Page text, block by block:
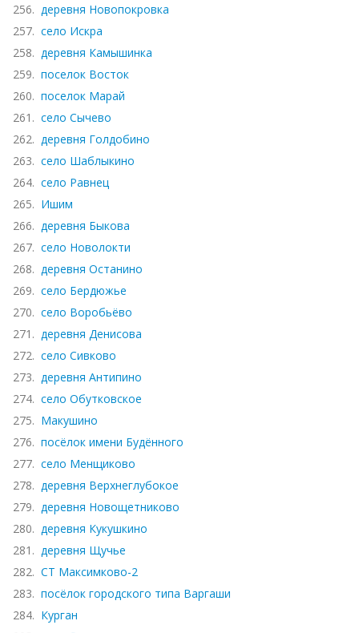
256. деревня Новопокровка
257. село Искра
258. деревня Камышинка
259. поселок Восток
260. поселок Марай
261. село Сычево
262. деревня Голдобино
263. село Шаблыкино
264. село Равнец
265. Ишим
266. деревня Быкова
267. село Новолокти
268. деревня Останино
269. село Бердюжье
270. село Воробьёво
271. деревня Денисова
272. село Сивково
273. деревня Антипино
274. село Обутковское
275. Макушино
276. посёлок имени Будённого
277. село Менщиково
278. деревня Верхнеглубокое
279. деревня Новощетниково
280. деревня Кукушкино
281. деревня Щучье
282. СТ Максимково-2
283. посёлок городского типа Варгаши
284. Курган